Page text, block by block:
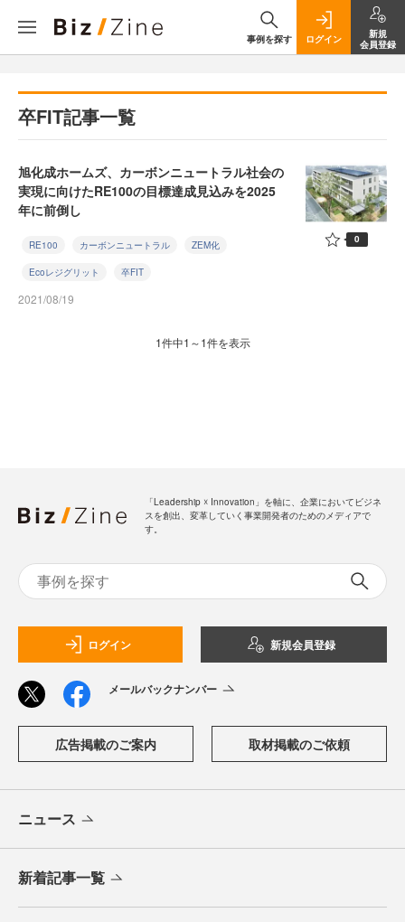
事例を探す ログイン
新規
会員登録
卒FIT記事一覧
旭化成ホームズ、カーボンニュートラル社会の
実現に向けたRE100の目標達成見込みを2025
年に前倒し
RE100 カーボンニュートラル ZEM化
Ecoレジグリット 卒FIT
2021/08/19
0
1件中1～1件を表示
「Leadership ☓ Innovation」を軸に、企業においてビジネ
スを創出、変革していく事業開発者のためのメディアで
す。
ログイン 新規会員登録
メールバックナンバー
広告掲載のご案内 取材掲載のご依頼
ニュース
新着記事一覧